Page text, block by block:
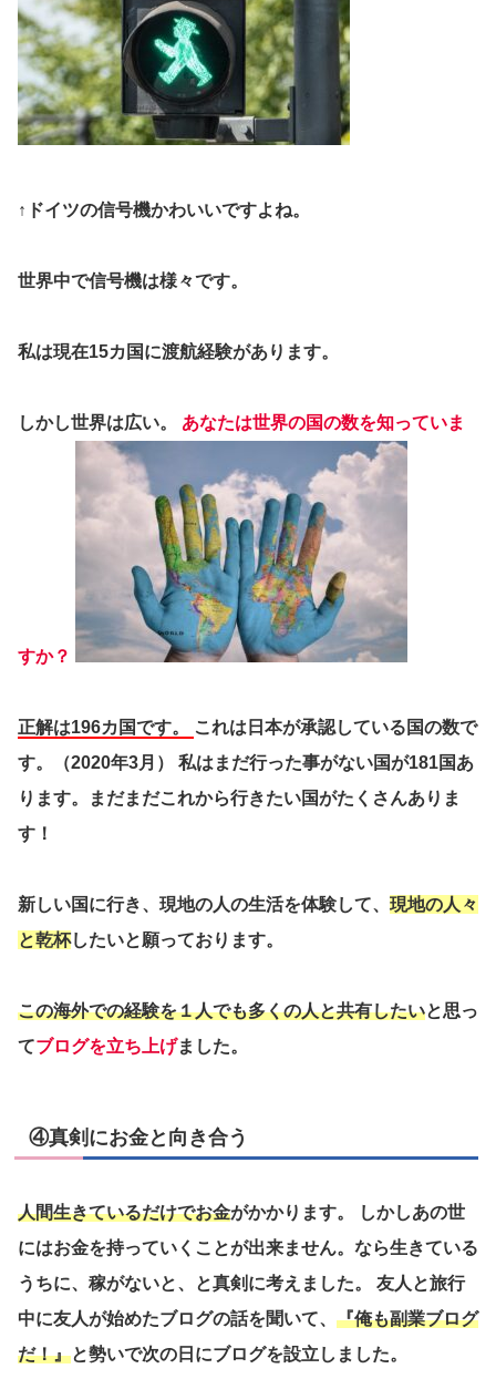
↑ドイツの信号機かわいいですよね。
世界中で信号機は様々です。
私は現在15カ国に渡航経験があります。
しかし世界は広い。 あなたは世界の国の数を知っていま
すか？
正解は196カ国です。
これは日本が承認している国の数で
す。（2020年3月） 私はまだ行った事がない国が181国あ
ります。まだまだこれから行きたい国がたくさんありま
す！
新しい国に行き、現地の人の生活を体験して、 現地の人々
と乾杯したいと願っております。
この海外での経験を１人でも多くの人と共有したいと思っ
てブログを立ち上げました。
④真剣にお金と向き合う
人間生きているだけでお金がかかります。 しかしあの世
にはお金を持っていくことが出来ません。なら生きている
うちに、稼がないと、と真剣に考えました。 友人と旅行
中に友人が始めたブログの話を聞いて、 『俺も副業ブログ
だ！』と勢いで次の日にブログを設立しました。